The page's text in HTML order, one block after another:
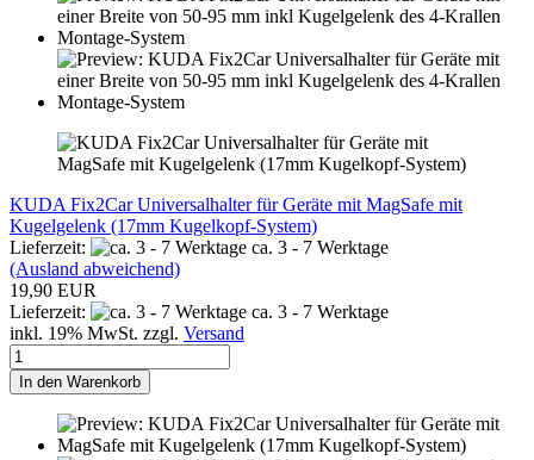
KUDA Fix2Car Universalhalter für Geräte mit MagSafe mit
Kugelgelenk (17mm Kugelkopf-System)
Lieferzeit:
ca. 3 - 7 Werktage
(Ausland abweichend)
19,90 EUR
Lieferzeit:
ca. 3 - 7 Werktage
inkl. 19% MwSt. zzgl. Versand
In den Warenkorb